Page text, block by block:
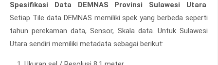
Spesifikasi Data DEMNAS Provinsi Sulawesi Utara.
Setiap Tile data DEMNAS memiliki spek yang berbeda seperti
tahun perekaman data, Sensor, Skala data. Untuk Sulawesi
Utara sendiri memiliki metadata sebagai berikut: